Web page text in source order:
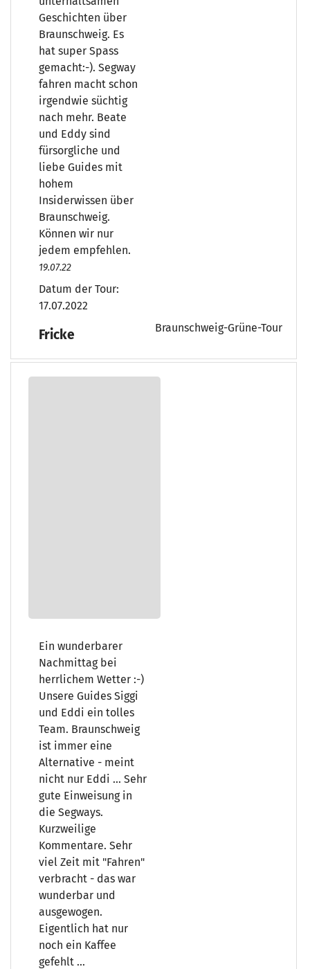
Geschichten über
Braunschweig. Es
hat super Spass
gemacht:-). Segway
fahren macht schon
irgendwie süchtig
nach mehr. Beate
und Eddy sind
fürsorgliche und
liebe Guides mit
hohem
Insiderwissen über
Braunschweig.
Können wir nur
jedem empfehlen.
19.07.22
Datum der Tour:
17.07.2022
Fricke Braunschweig-Grüne-Tour
Ein wunderbarer
Nachmittag bei
herrlichem Wetter :-)
Unsere Guides Siggi
und Eddi ein tolles
Team. Braunschweig
ist immer eine
Alternative - meint
nicht nur Eddi ... Sehr
gute Einweisung in
die Segways.
Kurzweilige
Kommentare. Sehr
viel Zeit mit "Fahren"
verbracht - das war
wunderbar und
ausgewogen.
Eigentlich hat nur
noch ein Kaffee
gefehlt ...